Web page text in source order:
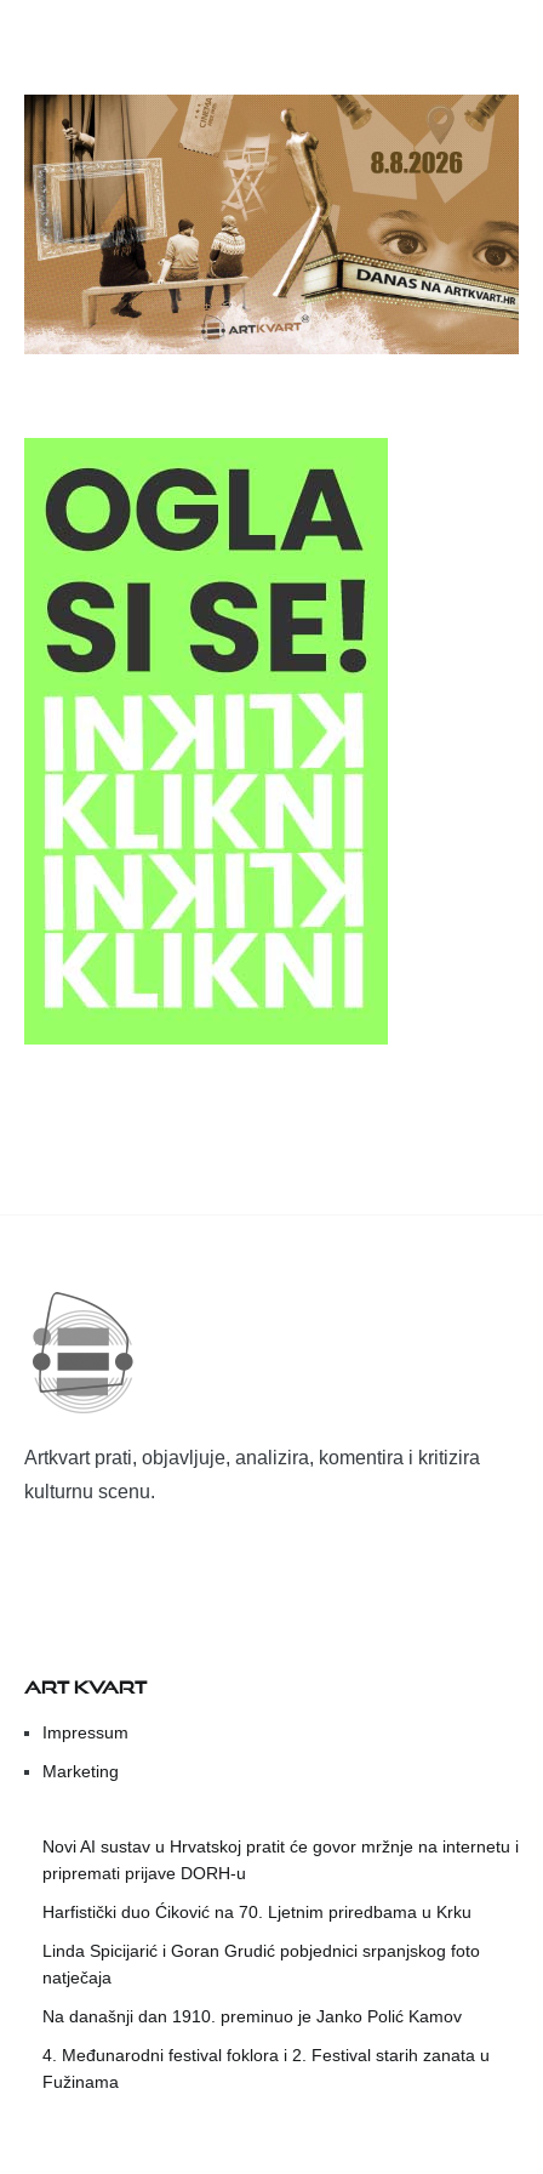
Artkvart prati, objavljuje, analizira, komentira i kritizira
kulturnu scenu.
ART KVART
Impressum
Marketing
Novi AI sustav u Hrvatskoj pratit će govor mržnje na internetu i
pripremati prijave DORH-u
Harfistički duo Ćiković na 70. Ljetnim priredbama u Krku
Linda Spicijarić i Goran Grudić pobjednici srpanjskog foto
natječaja
Na današnji dan 1910. preminuo je Janko Polić Kamov
4. Međunarodni festival foklora i 2. Festival starih zanata u
Fužinama